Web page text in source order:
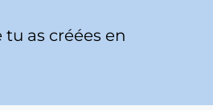
as créées en